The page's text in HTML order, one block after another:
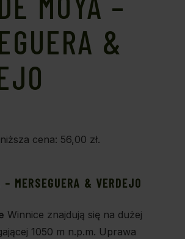
&
cena: 56,00 zł.
– MERSEGUERA & VERDEJO
Winnice znajdują się na dużej
1050 m n.p.m. Uprawa